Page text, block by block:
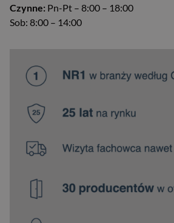
Czynne: Pn-Pt – 8:00 – 18:00
Sob: 8:00 – 14:00